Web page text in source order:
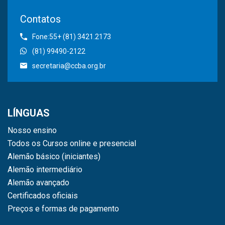
Contatos
Fone:55+ (81) 3421.2173
(81) 99490-2122
secretaria@ccba.org.br
LÍNGUAS
Nosso ensino
Todos os Cursos online e presencial
Alemão básico (iniciantes)
Alemão intermediário
Alemão avançado
Certificados oficiais
Preços e formas de pagamento